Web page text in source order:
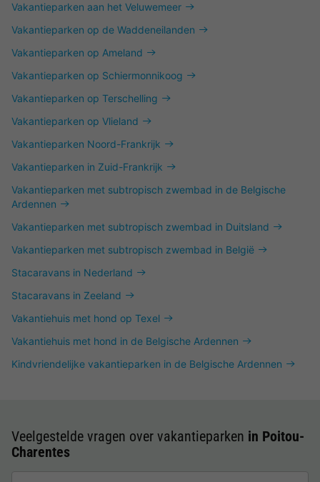
Vakantieparken aan het Veluwemeer
Vakantieparken op de Waddeneilanden
Vakantieparken op Ameland
Vakantieparken op Schiermonnikoog
Vakantieparken op Terschelling
Vakantieparken op Vlieland
Vakantieparken Noord-Frankrijk
Vakantieparken in Zuid-Frankrijk
Vakantieparken met subtropisch zwembad in de Belgische
Ardennen
Vakantieparken met subtropisch zwembad in Duitsland
Vakantieparken met subtropisch zwembad in België
Stacaravans in Nederland
Stacaravans in Zeeland
Vakantiehuis met hond op Texel
Vakantiehuis met hond in de Belgische Ardennen
Kindvriendelijke vakantieparken in de Belgische Ardennen
Veelgestelde vragen over vakantieparken in Poitou-
Charentes